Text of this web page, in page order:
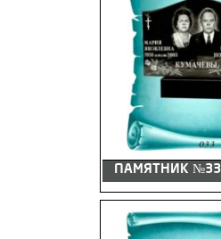
ПАМЯТНИК №33